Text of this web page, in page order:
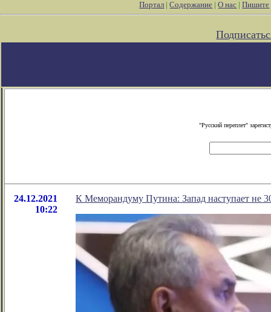
Портал |Содержание |О нас |Пишите
"Русский переплет"
24.12.2021
10:22
К Меморандуму Путина: Запад наступает не